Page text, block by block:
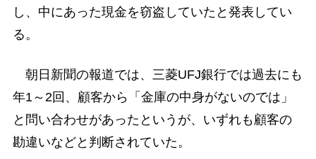
し、中にあった現金を窃盗していたと発表してい
る。
朝日新聞の報道では、三菱UFJ銀行では過去にも
年1～2回、顧客から「金庫の中身がないのでは」
と問い合わせがあったというが、いずれも顧客の
勘違いなどと判断されていた。